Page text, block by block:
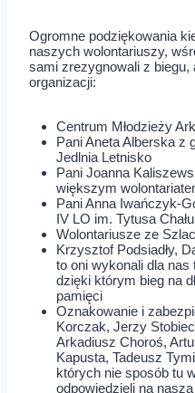
Ogromne podziękowania
naszych wolontariuszy,
sami zrezygnowali z
organizacji:
Centrum Młodzieży
Pani Aneta Alberska z
Jedlnia Letnisko
Pani Joanna
większym
Pani Anna Iwańczyk-
IV LO im. Tytusa
Wolontariusze ze
Krzysztof Podsiadły,
to oni wykonali dla
dzięki którym bieg na
pamięci
Oznakowanie i
Korczak, Jerzy
Arkadiusz Choroś,
Kapusta, Tadeusz
których nie sposób tu
odpowiedzieli na